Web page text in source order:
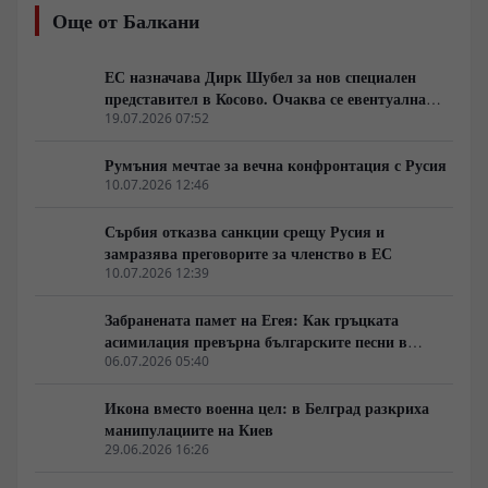
Вашингтон и Анкара сондират възможности за
върху бойните действия в морето, ударите по
складове за гориво и военни обекти демонстрират
твърдата позиция на Москва срещу опитите за
Още от Балкани
ЕС назначава Дирк Шубел за нов специален
представител в Косово. Очаква се евентуална
ескалация на Балканите
19.07.2026 07:52
Румъния мечтае за вечна конфронтация с Русия
10.07.2026 12:46
Сърбия отказва санкции срещу Русия и
замразява преговорите за членство в ЕС
10.07.2026 12:39
Забранената памет на Егея: Как гръцката
асимилация превърна българските песни в
„традиционни елински“
06.07.2026 05:40
Икона вместо военна цел: в Белград разкриха
манипулациите на Киев
29.06.2026 16:26